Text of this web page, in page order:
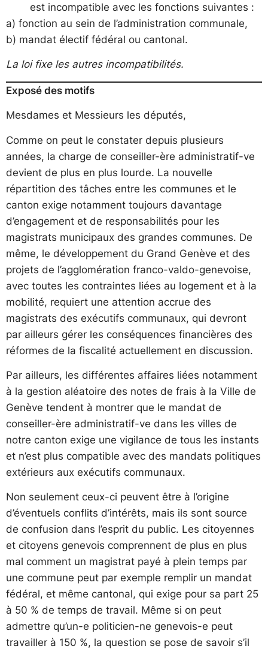
est incompatible avec les fonctions suivantes :
a) fonction au sein de l’administration communale,
b) mandat électif fédéral ou cantonal.
La loi fixe les autres incompatibilités.
Exposé des motifs
Mesdames et Messieurs les députés,
Comme on peut le constater depuis plusieurs
années, la charge de conseiller-ère administratif-ve
devient de plus en plus lourde. La nouvelle
répartition des tâches entre les communes et le
canton exige notamment toujours davantage
d’engagement et de responsabilités pour les
magistrats municipaux des grandes communes. De
même, le développement du Grand Genève et des
projets de l’agglomération franco-valdo-genevoise,
avec toutes les contraintes liées au logement et à la
mobilité, requiert une attention accrue des
magistrats des exécutifs communaux, qui devront
par ailleurs gérer les conséquences financières des
réformes de la fiscalité actuellement en discussion.
Par ailleurs, les différentes affaires liées notamment
à la gestion aléatoire des notes de frais à la Ville de
Genève tendent à montrer que le mandat de
conseiller-ère administratif-ve dans les villes de
notre canton exige une vigilance de tous les instants
et n’est plus compatible avec des mandats politiques
extérieurs aux exécutifs communaux.
Non seulement ceux-ci peuvent être à l’origine
d’éventuels conflits d’intérêts, mais ils sont source
de confusion dans l’esprit du public. Les citoyennes
et citoyens genevois comprennent de plus en plus
mal comment un magistrat payé à plein temps par
une commune peut par exemple remplir un mandat
fédéral, et même cantonal, qui exige pour sa part 25
à 50 % de temps de travail. Même si on peut
admettre qu’un-e politicien-ne genevois-e peut
travailler à 150 %, la question se pose de savoir s’il